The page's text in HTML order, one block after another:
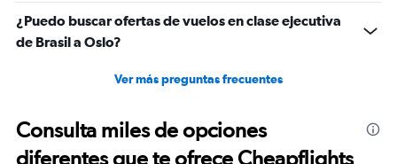
¿Puedo buscar ofertas de vuelos en clase ejecutiva
de Brasil a Oslo?
Ver más preguntas frecuentes
Consulta miles de opciones
diferentes que te ofrece Cheapflights